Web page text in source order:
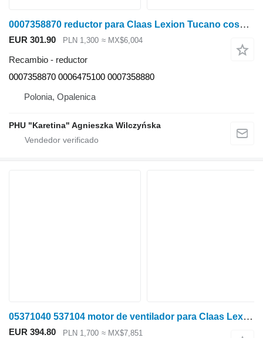
0007358870 reductor para Claas Lexion Tucano cosechadora de cereales
EUR 301.90 PLN 1,300 ≈ MX$6,004
Recambio - reductor
0007358870 0006475100 0007358880
Polonia, Opalenica
PHU "Karetina" Agnieszka Wilczyńska
05371040 537104 motor de ventilador para Claas Lexion Jaguar Tucano cosechadora de cereales
EUR 394.80 PLN 1,700 ≈ MX$7,851